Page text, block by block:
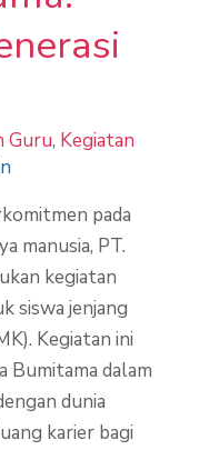
Guru, Kegiatan
pada
manusia, PT.
kegiatan
siswa jenjang
Kegiatan ini
Bumitama dalam
dunia
karier bagi